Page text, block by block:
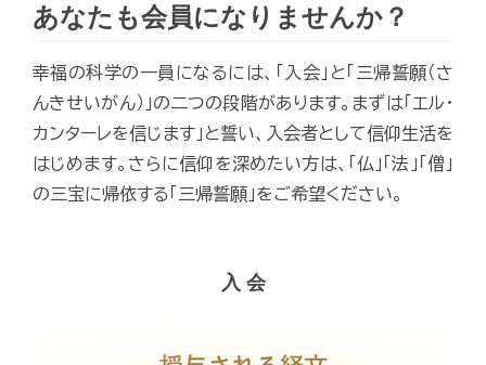
あなたも会員になりませんか？
幸福の科学の一員になるには、「入会」と「三帰誓願（さ
んきせいがん）」の二つの段階があります。まずは「エル・
カンターレを信じます」と誓い、入会者として信仰生活を
はじめます。さらに信仰を深めたい方は、「仏」「法」「僧」
の三宝に帰依する「三帰誓願」をご希望ください。
入 会